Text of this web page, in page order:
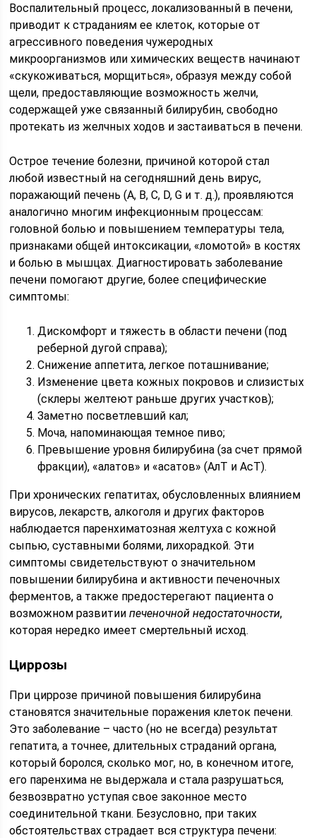
Воспалительный процесс, локализованный в печени,
приводит к страданиям ее клеток, которые от
агрессивного поведения чужеродных
микроорганизмов или химических веществ начинают
«скукоживаться, морщиться», образуя между собой
щели, предоставляющие возможность желчи,
содержащей уже связанный билирубин, свободно
протекать из желчных ходов и застаиваться в печени.
Острое течение болезни, причиной которой стал
любой известный на сегодняшний день вирус,
поражающий печень (А, В, С, D, G и т. д.), проявляются
аналогично многим инфекционным процессам:
головной болью и повышением температуры тела,
признаками общей интоксикации, «ломотой» в костях
и болью в мышцах. Диагностировать заболевание
печени помогают другие, более специфические
симптомы:
Дискомфорт и тяжесть в области печени (под
реберной дугой справа);
Снижение аппетита, легкое поташнивание;
Изменение цвета кожных покровов и слизистых
(склеры желтеют раньше других участков);
Заметно посветлевший кал;
Моча, напоминающая темное пиво;
Превышение уровня билирубина (за счет прямой
фракции), «алатов» и «асатов» (АлТ и АсТ).
При хронических гепатитах, обусловленных влиянием
вирусов, лекарств, алкоголя и других факторов
наблюдается паренхиматозная желтуха с кожной
сыпью, суставными болями, лихорадкой. Эти
симптомы свидетельствуют о значительном
повышении билирубина и активности печеночных
ферментов, а также предостерегают пациента о
возможном развитиипеченочной недостаточности,
которая нередко имеет смертельный исход.
Циррозы
При циррозе причиной повышения билирубина
становятся значительные поражения клеток печени.
Это заболевание – часто (но не всегда) результат
гепатита, а точнее, длительных страданий органа,
который боролся, сколько мог, но, в конечном итоге,
его паренхима не выдержала и стала разрушаться,
безвозвратно уступая свое законное место
соединительной ткани. Безусловно, при таких
обстоятельствах страдает вся структура печени: